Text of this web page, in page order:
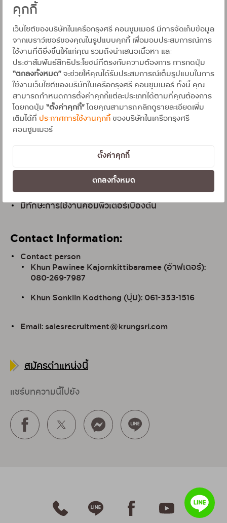
คุกกี้
เว็บไซต์ของบริษัทในเครือกรุงศรี คอนซูมเมอร์ มีการจัดเก็บข้อมูล
จากเบราว์เซอร์ของคุณในรูปแบบคุกกี้ เพื่อมอบประสบการณ์การ
ใช้งานที่ดียิ่งขึ้นให้แก่คุณ รวมถึงนำเสนอเนื้อหา และ
ประชาสัมพันธ์สิทธิประโยชน์ที่ตรงกับความต้องการ การกดปุ่ม
“ตกลงทั้งหมด”จะช่วยให้คุณได้รับประสบการณ์เต็มรูปแบบในการ
ใช้งานเว็บไซต์ของบริษัทในเครือกรุงศรี คอนซูมเมอร์ ทั้งนี้ คุณ
สามารถกำหนดการตั้งค่าคุกกี้แต่ละประเภทได้ตามที่คุณต้องการ
โดยกดปุ่ม “ตั้งค่าคุกกี้”โดยคุณสามารถคลิกดูรายละเอียดเพิ่ม
เติมได้ที่ ประกาศการใช้งานคุกกี้ของบริษัทในเครือกรุงศรี
คอนซูมเมอร์
ตั้งค่าคุกกี้
ตกลงทั้งหมด
วางแผนการบริหารกับทีมขาย ภายในสาขา เพื่อให้บรรลุ
เป้าหมายในการทำงานร่วมกัน
Qualifications:
วุฒิการศึกษา : ม.6 /ปวช - ปริญญาตรี
หากมีประสบการณ์ด้านการขาย หรือมีความรู้ด้านสิน
เชื่อ, บัตรเครดิต, ประกันภัยและประกันชีวิตมา จะได้รับ
พิจารณาเป็นพิเศษ
มีทัศนคติที่ดี มีใจรักงานบริการ มีวินัย ตรงต่อเวลา และ
สามารถทำงาน ออกบูท จัดกิจกรรมทางการตลาดนอก
มีทักษะการใช้งานคอมพิวเตอร์เบื้องต้น
Contact Information:
Contact person
Khun Pawinee Kajornkittibaramee (อ๊าฟเตอร์):
080-269-7987
Khun Sonklin Kodthong (บุ๋ม): 061-353-1516
Email: salesrecruitment@krungsri.com
สมัครตำแหน่งนี้
แชร์บทความนี้ไปยัง